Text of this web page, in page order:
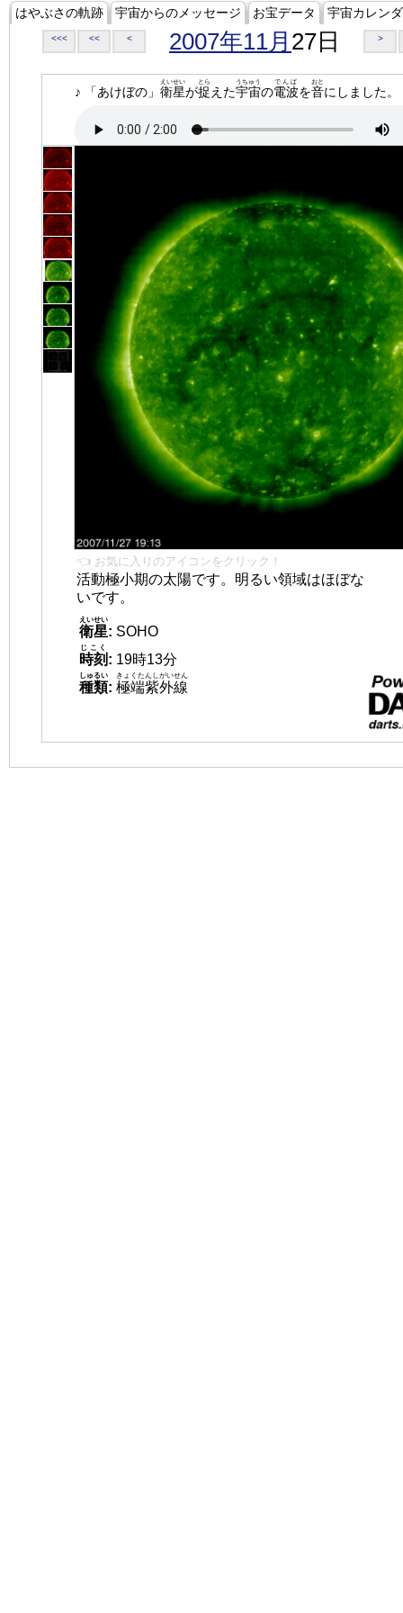
はやぶさの軌跡 宇宙からのメッセージ お宝データ 宇宙カレン
<<< << < 2007年11月 27日 >
♪ 「あけぼの」 衛星
えいせい
が捉
とら
えた宇宙
うちゅう
の電波
でんぱ
を音
おと
にしました。
👈 お気に入りのアイコンをクリック！
活動極小期の太陽です。明るい領域はほぼな
いです。
衛星
えいせい
: SOHO
時刻
じこく
: 19時13分
種類
しゅるい
: 極端紫外線
きょくたんしがいせん